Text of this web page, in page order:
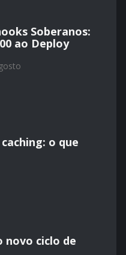
Soberanos:
ao Deploy
o que
novo ciclo de